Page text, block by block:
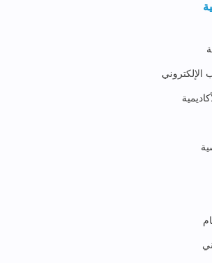
الإلكتروني